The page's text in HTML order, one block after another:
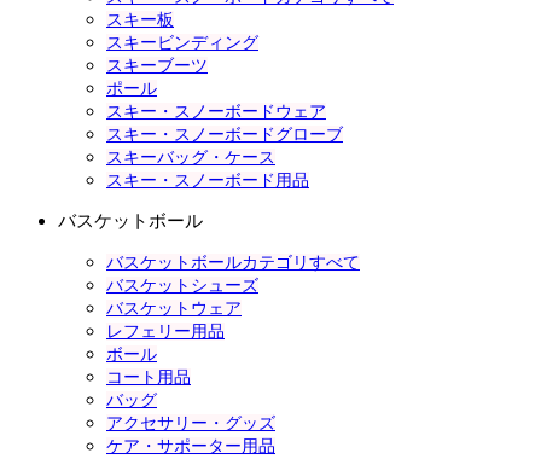
スキー板
スキービンディング
スキーブーツ
ポール
スキー・スノーボードウェア
スキー・スノーボードグローブ
スキーバッグ・ケース
スキー・スノーボード用品
バスケットボール
バスケットボールカテゴリすべて
バスケットシューズ
バスケットウェア
レフェリー用品
ボール
コート用品
バッグ
アクセサリー・グッズ
ケア・サポーター用品